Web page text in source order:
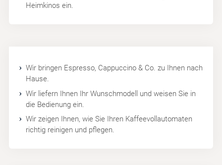
Heimkinos ein.
Wir bringen Espresso, Cappuccino & Co. zu Ihnen nach
Hause.
Wir liefern Ihnen Ihr Wunschmodell und weisen Sie in
die Bedienung ein.
Wir zeigen Ihnen, wie Sie Ihren Kaffeevollautomaten
richtig reinigen und pflegen.